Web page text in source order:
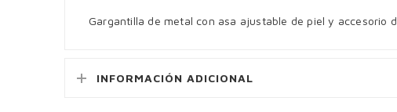
Gargantilla de metal con asa ajustable de piel y accesorio
INFORMACIÓN ADICIONAL